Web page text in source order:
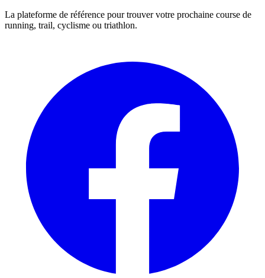
La plateforme de référence pour trouver votre prochaine course de
running, trail, cyclisme ou triathlon.